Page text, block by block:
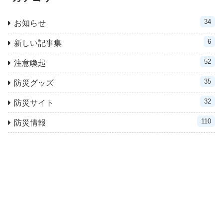
お知らせ 34
新しい記事集 6
注意喚起 52
防災グッズ 35
防災サイト 32
防災情報 110